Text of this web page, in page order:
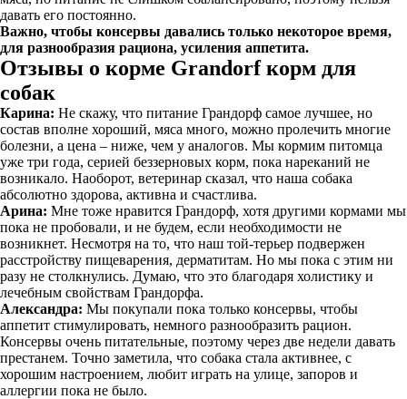
давать его постоянно.
Важно, чтобы консервы давались только некоторое время,
для разнообразия рациона, усиления аппетита.
Отзывы о корме Grandorf корм для
собак
Карина: Не скажу, что питание Грандорф самое лучшее, но
состав вполне хороший, мяса много, можно пролечить многие
болезни, а цена – ниже, чем у аналогов. Мы кормим питомца
уже три года, серией беззерновых корм, пока нареканий не
возникало. Наоборот, ветеринар сказал, что наша собака
абсолютно здорова, активна и счастлива.
Арина: Мне тоже нравится Грандорф, хотя другими кормами мы
пока не пробовали, и не будем, если необходимости не
возникнет. Несмотря на то, что наш той-терьер подвержен
расстройству пищеварения, дерматитам. Но мы пока с этим ни
разу не столкнулись. Думаю, что это благодаря холистику и
лечебным свойствам Грандорфа.
Александра: Мы покупали пока только консервы, чтобы
аппетит стимулировать, немного разнообразить рацион.
Консервы очень питательные, поэтому через две недели давать
престанем. Точно заметила, что собака стала активнее, с
хорошим настроением, любит играть на улице, запоров и
аллергии пока не было.